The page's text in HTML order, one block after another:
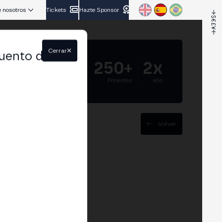
nosotros Tickets Hazte Sponsor
250+
Ponentes
2x
año
Volver
delCerrar